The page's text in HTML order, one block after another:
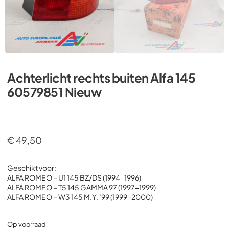
Achterlicht rechts buiten Alfa 145
60579851 Nieuw
€49,50
Geschikt voor:
ALFA ROMEO – U1 145 BZ/DS (1994-1996)
ALFA ROMEO – T5 145 GAMMA 97 (1997-1999)
ALFA ROMEO – W3 145 M.Y. ’99 (1999-2000)
Op voorraad